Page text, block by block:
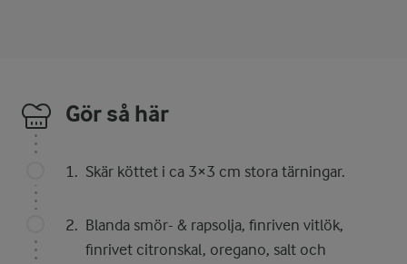
Gör så här
Skär köttet i ca 3×3 cm stora tärningar.
Blanda smör- & rapsolja, finriven vitlök,
finrivet citronskal, oregano, salt och